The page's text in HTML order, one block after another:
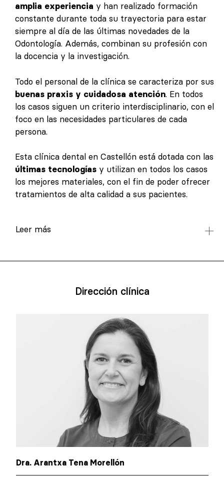
amplia experiencia y han realizado formación
constante durante toda su trayectoria para estar
siempre al día de las últimas novedades de la
Odontología. Además, combinan su profesión con
la docencia y la investigación.
Todo el personal de la clínica se caracteriza por sus
buenas praxis y cuidadosa atención. En todos
los casos siguen un criterio interdisciplinario, con el
foco en las necesidades particulares de cada
persona.
Esta clínica dental en Castellón está dotada con las
últimas tecnologías y utilizan en todos los casos
los mejores materiales, con el fin de poder ofrecer
tratamientos de alta calidad a sus pacientes.
Leer más
Dirección clínica
Dra. Arantxa Tena Morellón